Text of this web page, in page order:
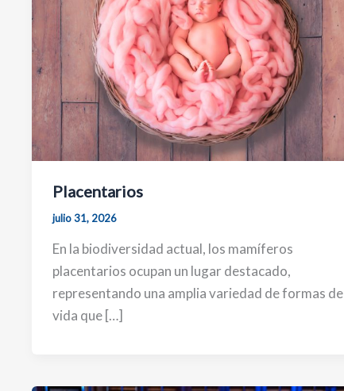
Placentarios
julio 31, 2026
En la biodiversidad actual, los mamíferos
placentarios ocupan un lugar destacado,
representando una amplia variedad de formas de
vida que […]